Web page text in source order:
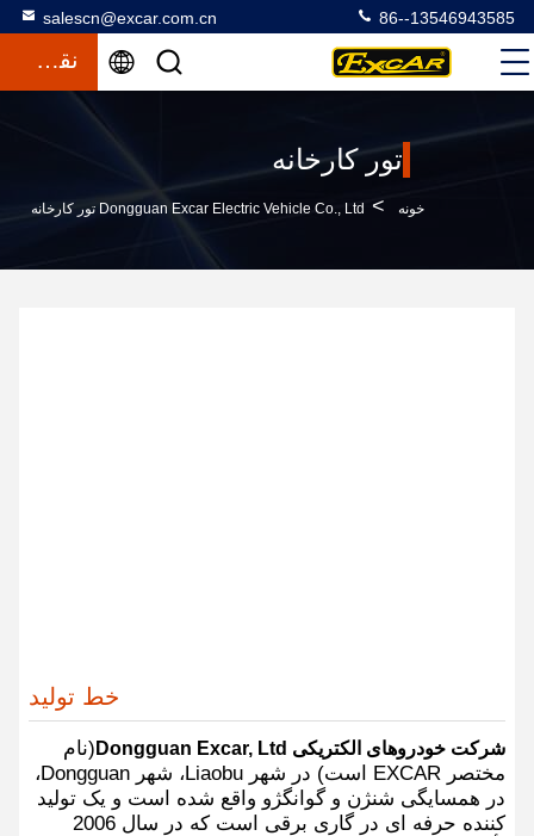
salescn@excar.com.cn 86--13546943585
نقل قول
تور کارخانه
خونه > Dongguan Excar Electric Vehicle Co., Ltd تور کارخانه
خط تولید
شرکت خودروهای الکتریکی Dongguan Excar, Ltd
(نام
مختصر EXCAR است) در شهر Liaobu، شهر Dongguan،
در همسایگی شنژن و گوانگژو واقع شده است و یک تولید
کننده حرفه ای در گاری برقی است که در سال 2006